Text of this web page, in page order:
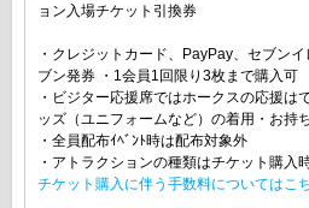
ョン入場チケット引換券
・クレジットカード、PayPay、セブン
ブン発券 ・1会員1回限り3枚まで購入可
・ビジター応援席ではホークスの応援は
ッズ（ユニフォームなど）の着用・お持
・全員配布ｲﾍﾞﾝﾄ時は配布対象外
・アトラクションの種類はチケット購入
チケット購入に伴う手数料についてはこ